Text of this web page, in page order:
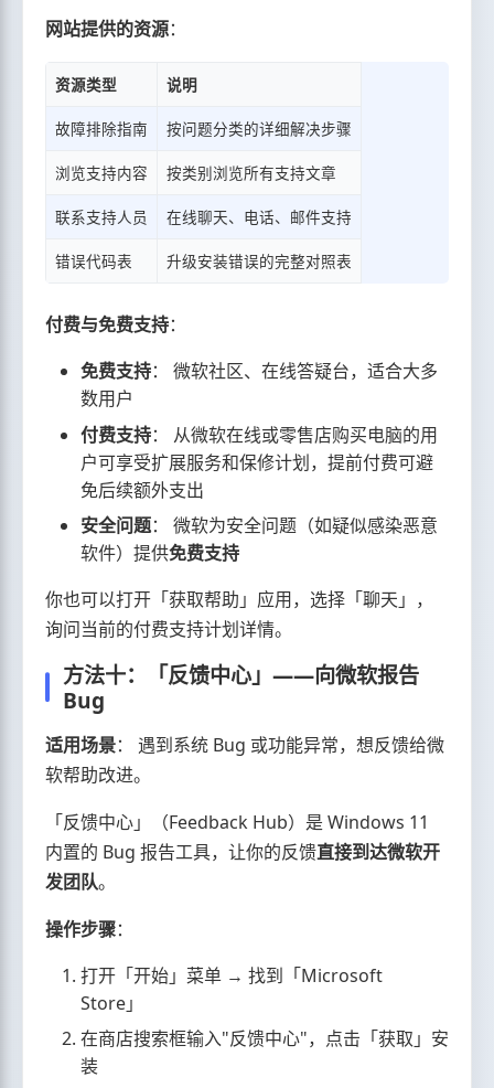
网站提供的资源：
资源类型 说明
故障排除指南 按问题分类的详细解决步骤
浏览支持内容 按类别浏览所有支持文章
联系支持人员 在线聊天、电话、邮件支持
错误代码表 升级安装错误的完整对照表
付费与免费支持：
免费支持： 微软社区、在线答疑台，适合大多
数用户
付费支持： 从微软在线或零售店购买电脑的用
户可享受扩展服务和保修计划，提前付费可避
免后续额外支出
安全问题： 微软为安全问题（如疑似感染恶意
软件）提供免费支持
你也可以打开「获取帮助」应用，选择「聊天」，
询问当前的付费支持计划详情。
方法十：「反馈中心」——向微软报告
Bug
适用场景： 遇到系统 Bug 或功能异常，想反馈给微
软帮助改进。
「反馈中心」（Feedback Hub）是 Windows 11
内置的 Bug 报告工具，让你的反馈直接到达微软开
发团队。
操作步骤：
打开「开始」菜单 → 找到「Microsoft
Store」
在商店搜索框输入"反馈中心"，点击「获取」安
装